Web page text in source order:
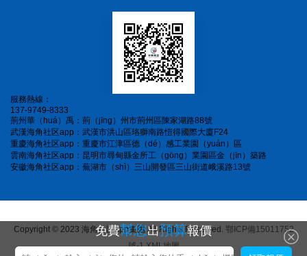
免費幫您出預算報價
服務熱線：
137-9749-8333
荊州華（huá）禹：荊（jīng）州市荊州區陳家湖路88號
武漢海角社区app：武漢市洪山區珞獅南路愷得國際大廈F24
重慶海角社区app：重慶市江津區德（dé）感工業園（yuán）區
雲南海角社区app：昆明市尋甸縣金所工（gōng）業園區金（jīn）築路
安徽海角社区app：蕪湖市（shì）三山開發區三山街道峨溪路13號
Copyright © 2023 海角社区app集團 All Rights Reserved. 鄂ICP備15011752
號-1 XML地圖